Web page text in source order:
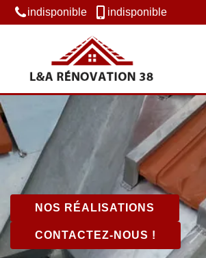
indisponible indisponible
NOS RÉALISATIONS
CONTACTEZ-NOUS !